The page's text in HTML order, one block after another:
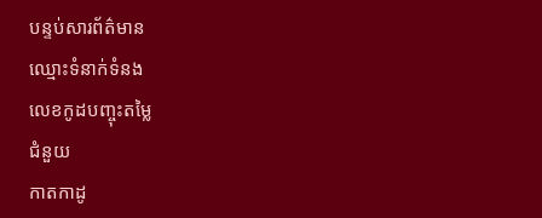
បន្ទប់សារព័ត៌មាន
ឈ្មោះទំនាក់ទំនង
លេខកូដបញ្ចុះតម្លៃ
ជំនួយ
កាតកាដូ